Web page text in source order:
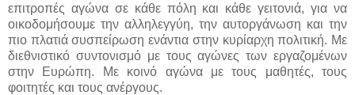
επιτροπές αγώνα σε κάθε πόλη και κάθε γειτονιά, για να
οικοδομήσουμε την αλληλεγγύη, την αυτοργάνωση και την
πιο πλατιά συσπείρωση ενάντια στην κυρίαρχη πολιτική. Με
διεθνιστικό συντονισμό με τους αγώνες των εργαζομένων
στην Ευρώπη. Με κοινό αγώνα με τους μαθητές, τους
φοιτητές και τους ανέργους.